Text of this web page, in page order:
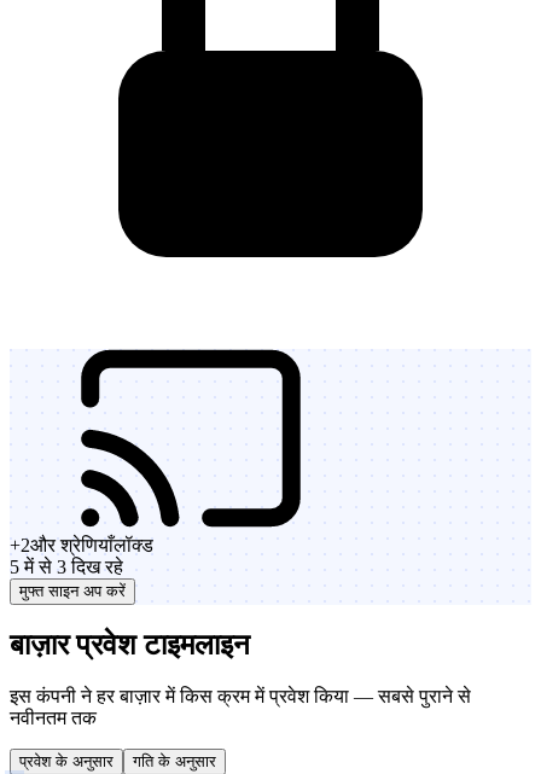
+2और श्रेणियाँलॉक्ड
5 में से 3 दिख रहे
मुफ्त साइन अप करें
बाज़ार प्रवेश टाइमलाइन
इस कंपनी ने हर बाज़ार में किस क्रम में प्रवेश किया — सबसे पुराने से
नवीनतम तक
प्रवेश के अनुसार गति के अनुसार